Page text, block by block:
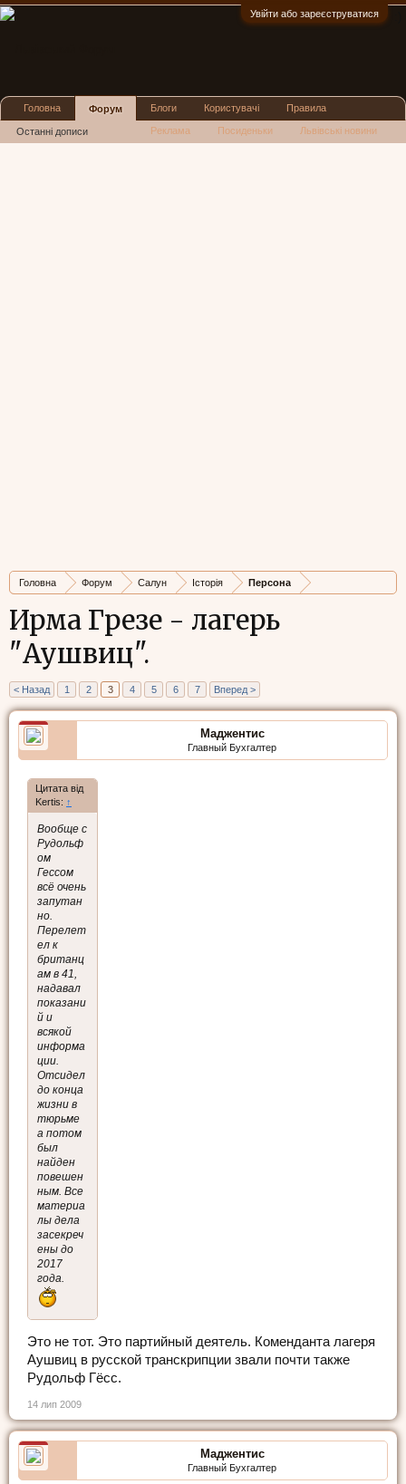
Увійти або зареєструватися
Головна Форум Салун Історія Персона
Ирма Грезе - лагерь
"Аушвиц".
< Назад 1 2 3 4 5 6 7 Вперед >
Маджентис
Главный Бухгалтер
Цитата від
Kertis: ↑
Вообще с
Рудольф
ом
Гессом
всё очень
запутан
но.
Перелет
ел к
британц
ам в 41,
надавал
показани
й и
всякой
информа
ции.
Отсидел
до конца
жизни в
тюрьме
а потом
был
найден
повешен
ным. Все
материа
лы дела
засекреч
ены до
2017
года.
Это не тот. Это партийный деятель. Коменданта лагеря
Аушвиц в русской транскрипции звали почти также
Рудольф Гёсс.
14 лип 2009
Маджентис
Главный Бухгалтер
Головна Форум
Останні дописи
Блоги Користувачі Правила
Реклама Посиденьки Львівські новини